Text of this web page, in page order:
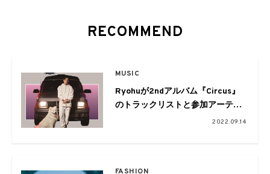
RECOMMEND
MUSIC
Ryohuが2ndアルバム『Circus』
のトラックリストと参加アーティ
ストを発表。収録曲「Hanabi
開
2022.09.14
FASHION